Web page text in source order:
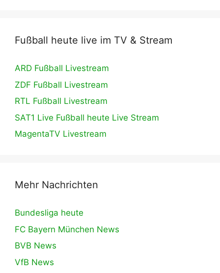
Fußball heute live im TV & Stream
ARD Fußball Livestream
ZDF Fußball Livestream
RTL Fußball Livestream
SAT1 Live Fußball heute Live Stream
MagentaTV Livestream
Mehr Nachrichten
Bundesliga heute
FC Bayern München News
BVB News
VfB News